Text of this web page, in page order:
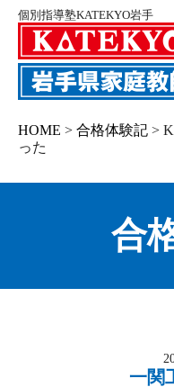
個別指導塾KATEKYO岩手
HOME > 合格体験記 >
った
合
一関